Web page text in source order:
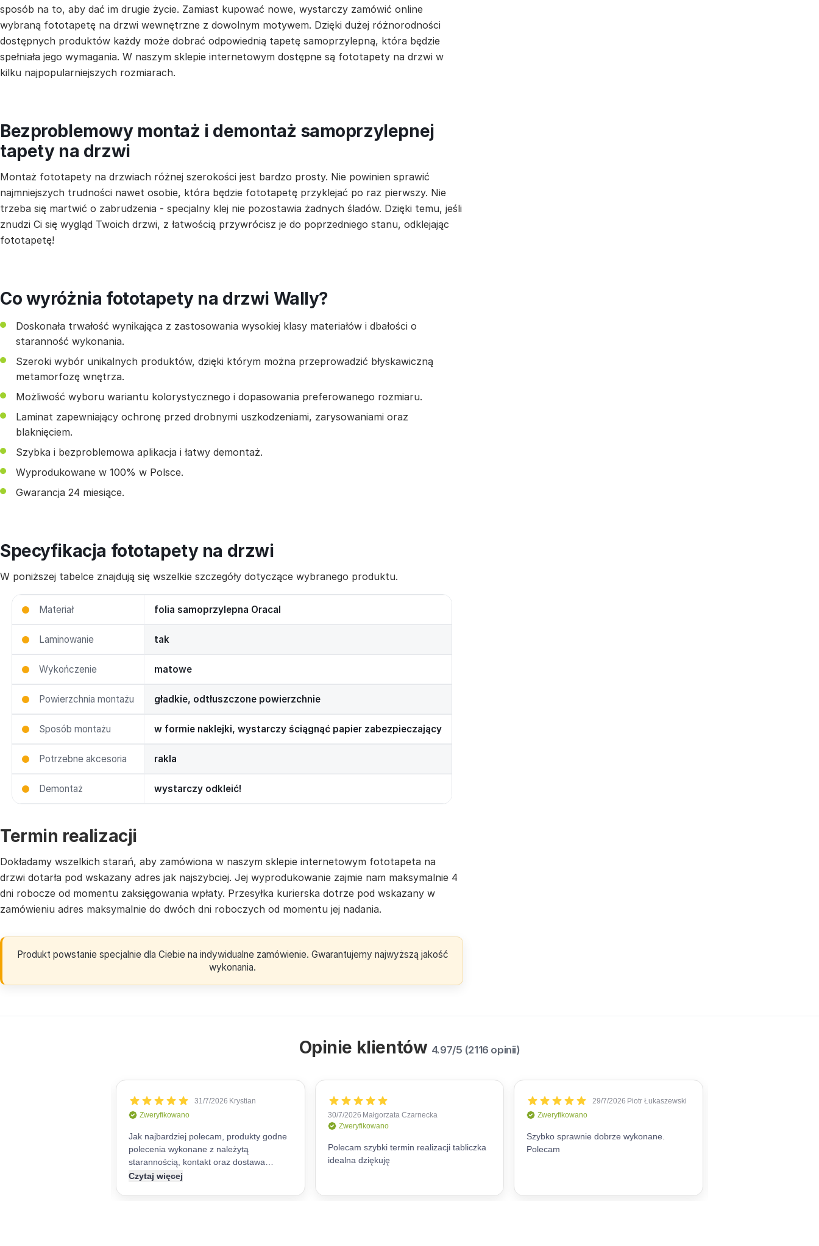
sposób na to, aby dać im drugie życie. Zamiast kupować nowe, wystarczy zamówić online
wybraną fototapetę na drzwi wewnętrzne z dowolnym motywem. Dzięki dużej różnorodności
dostępnych produktów każdy może dobrać odpowiednią tapetę samoprzylepną, która będzie
spełniała jego wymagania. W naszym sklepie internetowym dostępne są fototapety na drzwi w
kilku najpopularniejszych rozmiarach.
Bezproblemowy montaż i demontaż samoprzylepnej
tapety na drzwi
Montaż fototapety na drzwiach różnej szerokości jest bardzo prosty. Nie powinien sprawić
najmniejszych trudności nawet osobie, która będzie fototapetę przyklejać po raz pierwszy. Nie
trzeba się martwić o zabrudzenia - specjalny klej nie pozostawia żadnych śladów. Dzięki temu, jeśli
znudzi Ci się wygląd Twoich drzwi, z łatwością przywrócisz je do poprzedniego stanu, odklejając
fototapetę!
Co wyróżnia fototapety na drzwi Wally?
Doskonała trwałość wynikająca z zastosowania wysokiej klasy materiałów i dbałości o
staranność wykonania.
Szeroki wybór unikalnych produktów, dzięki którym można przeprowadzić błyskawiczną
metamorfozę wnętrza.
Możliwość wyboru wariantu kolorystycznego i dopasowania preferowanego rozmiaru.
Laminat zapewniający ochronę przed drobnymi uszkodzeniami, zarysowaniami oraz
blaknięciem.
Szybka i bezproblemowa aplikacja i łatwy demontaż.
Wyprodukowane w 100% w Polsce.
Gwarancja 24 miesiące.
Specyfikacja fototapety na drzwi
W poniższej tabelce znajdują się wszelkie szczegóły dotyczące wybranego produktu.
Materiał folia samoprzylepna Oracal
Laminowanie tak
Wykończenie matowe
Powierzchnia montażu gładkie, odtłuszczone powierzchnie
Sposób montażu w formie naklejki, wystarczy ściągnąć papier zabezpieczający
Potrzebne akcesoria rakla
Demontaż wystarczy odkleić!
Termin realizacji
Dokładamy wszelkich starań, aby zamówiona w naszym sklepie internetowym fototapeta na
drzwi dotarła pod wskazany adres jak najszybciej. Jej wyprodukowanie zajmie nam maksymalnie 4
dni robocze od momentu zaksięgowania wpłaty. Przesyłka kurierska dotrze pod wskazany w
zamówieniu adres maksymalnie do dwóch dni roboczych od momentu jej nadania.
Produkt powstanie specjalnie dla Ciebie na indywidualne zamówienie. Gwarantujemy najwyższą jakość
wykonania.
Opinie klientów 4.97/5 (2116 opinii)